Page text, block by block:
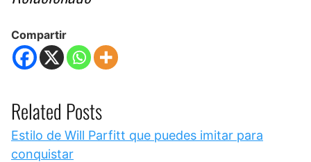
Compartir
Related Posts
Estilo de Will Parfitt que puedes imitar para
conquistar